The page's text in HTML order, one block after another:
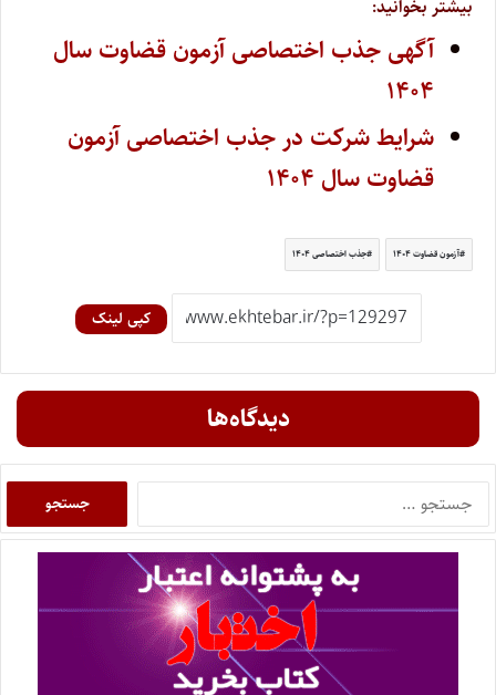
بیشتر بخوانید:
آگهی جذب اختصاصی آزمون قضاوت سال
۱۴۰۴
شرایط شرکت در جذب اختصاصی آزمون
قضاوت سال ۱۴۰۴
آزمون قضاوت ۱۴۰۴ جذب اختصاصی ۱۴۰۴
کپی لینک
دیدگاه‌ها